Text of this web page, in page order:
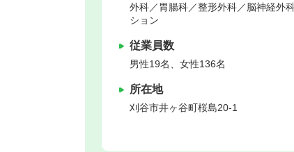
外科／胃腸科／整形外科／脳神経外
ション
従業員数
男性19名、女性136名
所在地
刈谷市井ヶ谷町桜島20-1